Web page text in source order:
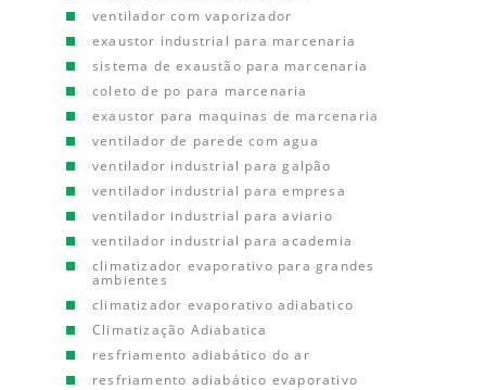
ventilador com vaporizador
exaustor industrial para marcenaria
sistema de exaustão para marcenaria
coleto de po para marcenaria
exaustor para maquinas de marcenaria
ventilador de parede com agua
ventilador industrial para galpão
ventilador industrial para empresa
ventilador industrial para aviario
ventilador industrial para academia
climatizador evaporativo para grandes
ambientes
climatizador evaporativo adiabatico
Climatização Adiabatica
resfriamento adiabático do ar
resfriamento adiabático evaporativo